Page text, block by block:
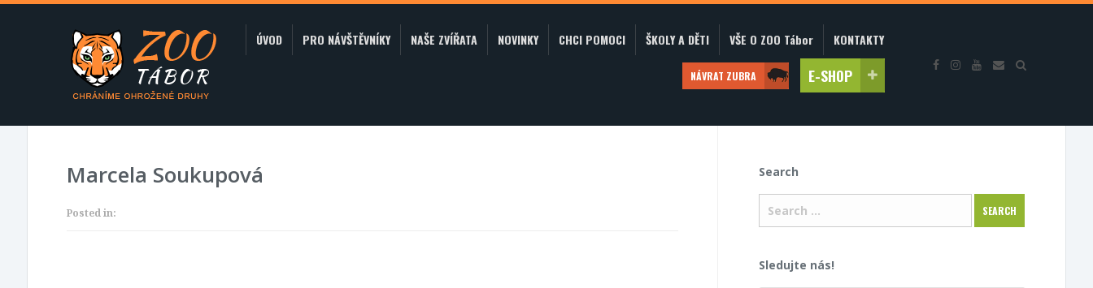
ÚVOD PRO NÁVŠTĚVNÍKY NAŠE ZVÍŘATA NOVINKY CHCI POMOCI ŠKOLY A DĚTI VŠE O ZOO Tábor KONTAKTY
NÁVRAT ZUBRA E-SHOP
Marcela Soukupová
Posted in:
Search
Sledujte nás!